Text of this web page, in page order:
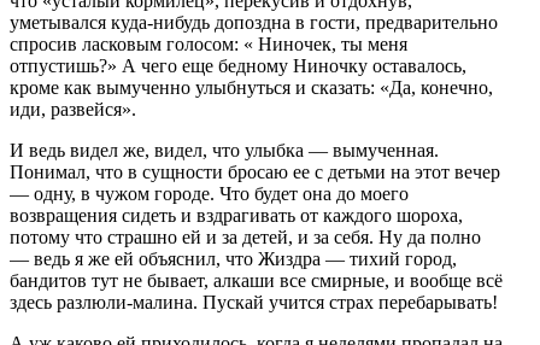
уметывался куда-нибудь допоздна в гости, предварительно
спросив ласковым голосом: « Ниночек, ты меня
отпустишь?» А чего еще бедному Ниночку оставалось,
кроме как вымученно улыбнуться и сказать: «Да, конечно,
иди, развейся».
И ведь видел же, видел, что улыбка — вымученная.
Понимал, что в сущности бросаю ее с детьми на этот вечер
— одну, в чужом городе. Что будет она до моего
возвращения сидеть и вздрагивать от каждого шороха,
потому что страшно ей и за детей, и за себя. Ну да полно
— ведь я же ей объяснил, что Жиздра — тихий город,
бандитов тут не бывает, алкаши все смирные, и вообще всё
здесь разлюли-малина. Пускай учится страх перебарывать!